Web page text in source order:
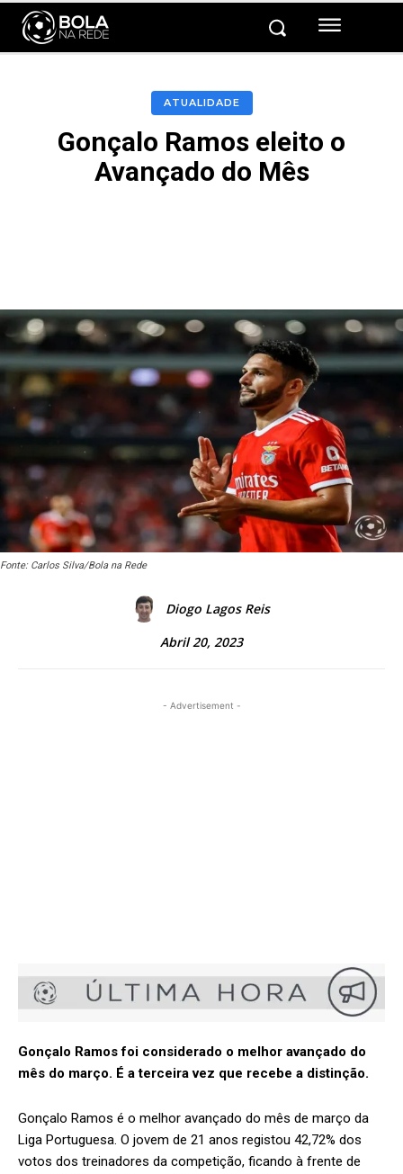
ATUALIDADE
Gonçalo Ramos eleito o
Avançado do Mês
Fonte: Carlos Silva/Bola na Rede
Diogo Lagos Reis
Abril 20, 2023
- Advertisement -
Gonçalo Ramos foi considerado o melhor avançado do
mês do março. É a terceira vez que recebe a distinção.
Gonçalo Ramos é o melhor avançado do mês de março da
Liga Portuguesa. O jovem de 21 anos registou 42,72% dos
votos dos treinadores da competição, ficando à frente de